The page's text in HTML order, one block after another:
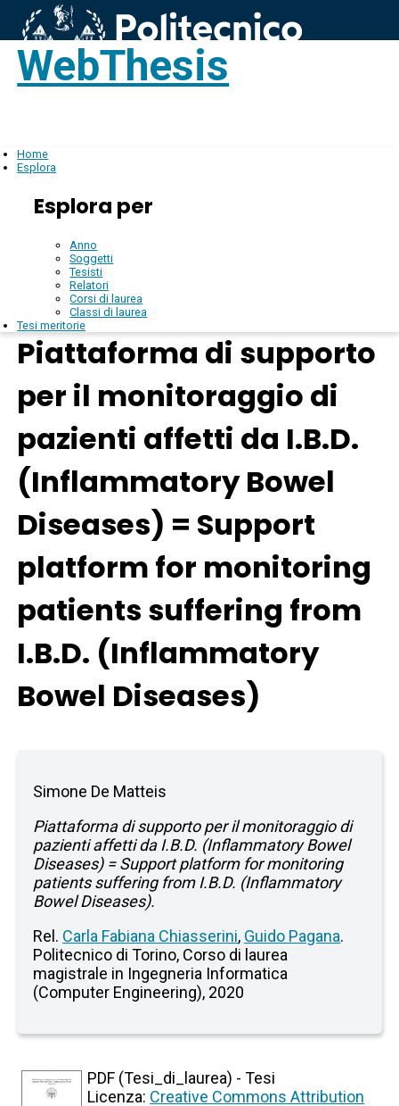
WebThesis
Home
Esplora
Esplora per
Anno
Soggetti
Tesisti
Relatori
Corsi di laurea
Classi di laurea
Tesi meritorie
Piattaforma di supporto
per il monitoraggio di
pazienti affetti da I.B.D.
(Inflammatory Bowel
Diseases) = Support
platform for monitoring
patients suffering from
I.B.D. (Inflammatory
Bowel Diseases)
Simone De Matteis
Piattaforma di supporto per il monitoraggio di
pazienti affetti da I.B.D. (Inflammatory Bowel
Diseases) = Support platform for monitoring
patients suffering from I.B.D. (Inflammatory
Bowel Diseases).
Rel. Carla Fabiana Chiasserini, Guido Pagana.
Politecnico di Torino, Corso di laurea
magistrale in Ingegneria Informatica
(Computer Engineering), 2020
PDF (Tesi_di_laurea) - Tesi
Licenza: Creative Commons Attribution